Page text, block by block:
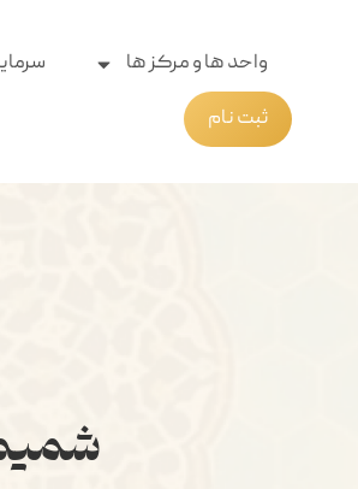
واحد ها و مرکز ها
ثبت نام